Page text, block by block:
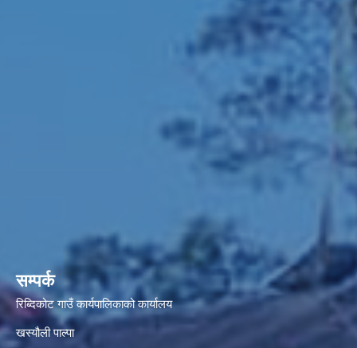
सम्पर्क
रिब्दिकोट गाउँ कार्यपालिकाको कार्यालय
खस्यौली पाल्पा